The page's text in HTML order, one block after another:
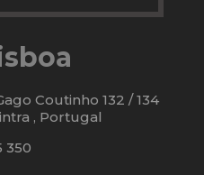
Coutinho 132 / 134
, Portugal
350